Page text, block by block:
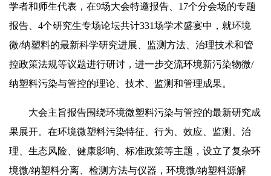
学者和师生代表，在9场大会特邀报告、17个分会场的专题
报告、4个研究生专场论坛共计331场学术盛宴中，就环境
微/纳塑料的最新科学研究进展、监测方法、治理技术和管
控政策法规等议题进行研讨，进一步交流环境新污染物微/
纳塑料污染与管控的理论、技术、监测和管理成果。
大会主旨报告围绕环境微塑料污染与管控的最新研究成
果展开。在环境微塑料污染特征、行为、效应、监测、治
理、生态风险、健康影响、标准政策等主题，设立了复杂环
境微/纳塑料分离、检测方法与仪器，环境微/纳塑料源解